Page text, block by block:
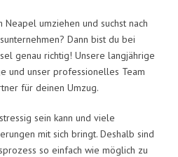
Neapel umziehen und suchst nach
Dann bist du bei
genau richtig! Unsere langjährige
und unser professionelles Team
für deinen Umzug.
sein kann und viele
mit sich bringt. Deshalb sind
so einfach wie möglich zu